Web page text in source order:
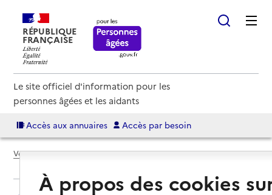
RÉPUBLIQUE
FRANÇAISE
Le site officiel d'information pour les
personnes âgées et les aidants
Accès aux annuaires Accès par besoin
Voir le fil d’Ariane
Retour aux résultats de l'annuaire
À propos des cookies